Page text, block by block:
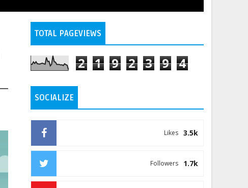
TOTAL PAGEVIEWS
2 1 9 2 3 9 4
SOCIALIZE
3.5k
Likes
1.7k
Followers